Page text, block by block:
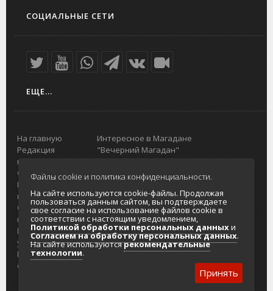
СОЦИАЛЬНЫЕ СЕТИ
ЕЩЕ...
На главную
Редакция
портала
О проекте
Реклама на
портале
Отзывы и
предложения
Интернет-
услуги
Разработка
сайтов
Интересное в Магадане
"Вечерний Магадан"
Городская доска объявлений
Реклама
Главный туристический портал
Колымы
Политика в отношении обработки
персональных данных
Согласие на обработку персональных
данных
Файлы cookie и политика конфиденциальности.
На сайте используются cookie-файлы. Продолжая
пользоваться данным сайтом, вы подтверждаете
свое согласие на использование файлов cookie в
соответствии с настоящим уведомлением,
Политикой обработки персональных данныхи
Согласием на обработку персональных данных.
На сайте используютсярекомендательные
технологии.
Принять